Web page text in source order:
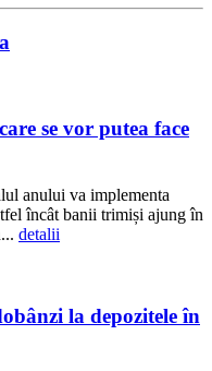
se vor putea face
anului va implementa
încât banii trimiși ajung în
detalii
la depozitele în